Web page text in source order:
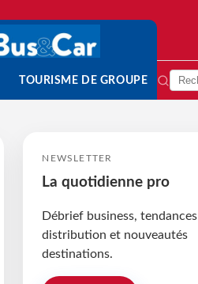
TOURISME DE GROUPE
NEWSLETTER
La quotidienne pro
Débrief business, tendances
distribution et nouveautés
destinations.